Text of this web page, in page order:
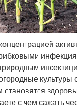
культуры
становятся
с чем сажать